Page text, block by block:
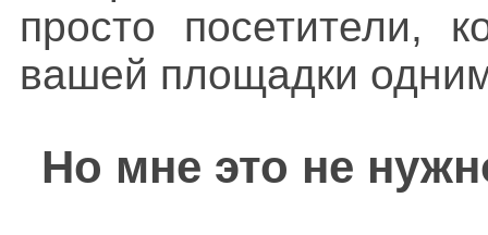
просто посетители,
вашей площадки
Но мне это не